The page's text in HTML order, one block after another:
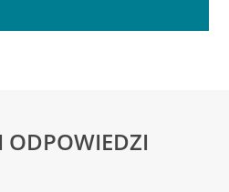
ODPOWIEDZI